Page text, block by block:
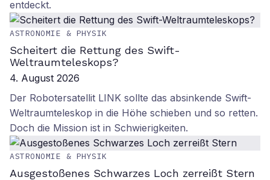
entdeckt.
ASTRONOMIE & PHYSIK
Scheitert die Rettung des Swift-
Weltraumteleskops?
4. August 2026
Der Robotersatellit LINK sollte das absinkende Swift-
Weltraumteleskop in die Höhe schieben und so retten.
Doch die Mission ist in Schwierigkeiten.
ASTRONOMIE & PHYSIK
Ausgestoßenes Schwarzes Loch zerreißt Stern